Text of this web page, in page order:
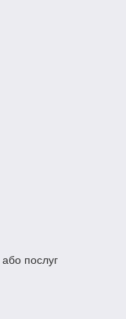
послуг